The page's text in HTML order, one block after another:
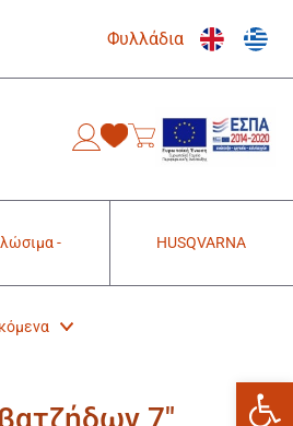
Φυλλάδια
- HUSQVARNA